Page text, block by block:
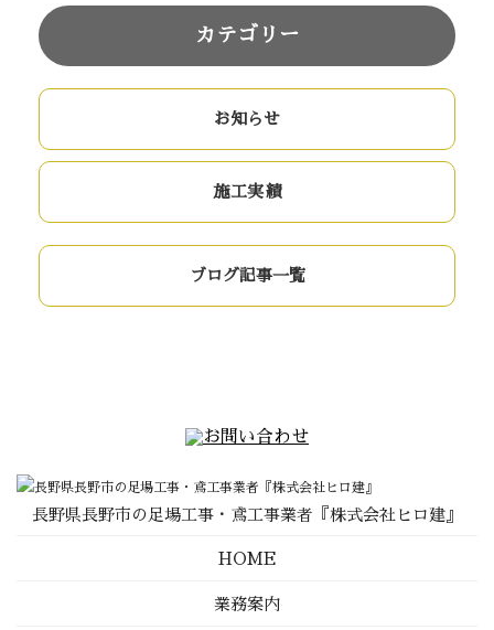
カテゴリー
お知らせ
施工実績
ブログ記事一覧
長野県長野市の足場工事・鳶工事業者『株式会社ヒロ建』
HOME
業務案内